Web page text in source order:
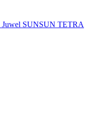
Juwel SUNSUN TETRA